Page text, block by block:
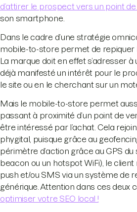
d’attirer le prospect vers un point
son smartphone.
Dans le cadre d’une stratégie
mobile-to-store permet de repiquer
La marque doit en effet s’adresser à
déjà manifesté un intérêt pour le
le site ou en le cherchant sur un
Mais le mobile-to-store permet
passant à proximité d’un point de
être intéressé par l’achat. Cela
phygital, puisque grâce au
périmètre d’action grâce au GPS
beacon ou un hotspot WiFi), le
push et/ou SMS via un système de
générique. Attention dans ces deux
optimiser votre SEO local !